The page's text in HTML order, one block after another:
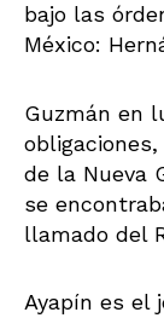
bajo las
México:
Guzmán en
de la Nueva
se
llamado del
Ayapín es el